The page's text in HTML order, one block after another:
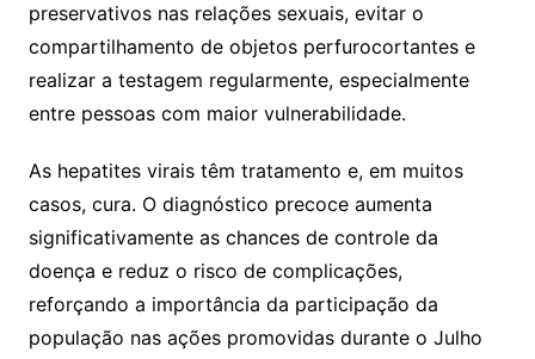
preservativos nas relações sexuais, evitar o
compartilhamento de objetos perfurocortantes e
realizar a testagem regularmente, especialmente
entre pessoas com maior vulnerabilidade.
As hepatites virais têm tratamento e, em muitos
casos, cura. O diagnóstico precoce aumenta
significativamente as chances de controle da
doença e reduz o risco de complicações,
reforçando a importância da participação da
população nas ações promovidas durante o Julho